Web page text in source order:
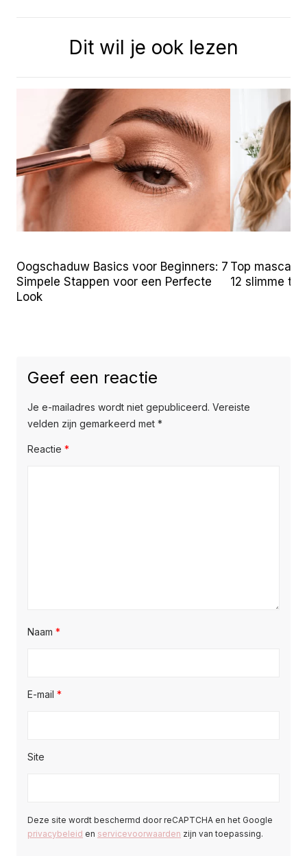
Dit wil je ook lezen
Oogschaduw Basics voor Beginners: 7
Simpele Stappen voor een Perfecte
Look
Top
12 slimme
Geef een reactie
Je e-mailadres wordt niet gepubliceerd. Vereiste
velden zijn gemarkeerd met *
Reactie *
Naam *
E-mail *
Site
Deze site wordt beschermd door reCAPTCHA en het Google
privacybeleid en servicevoorwaarden zijn van toepassing.